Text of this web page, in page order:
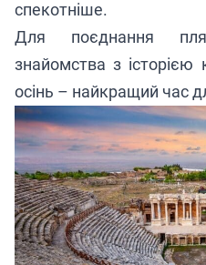
спекотніше.
Для поєднання
знайомства з історією
осінь – найкращий час